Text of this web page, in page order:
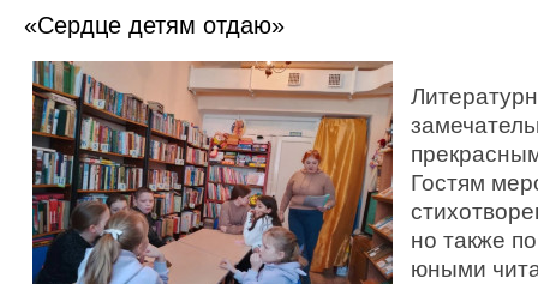
«Сердце детям отдаю»
Гостям
но также
юными